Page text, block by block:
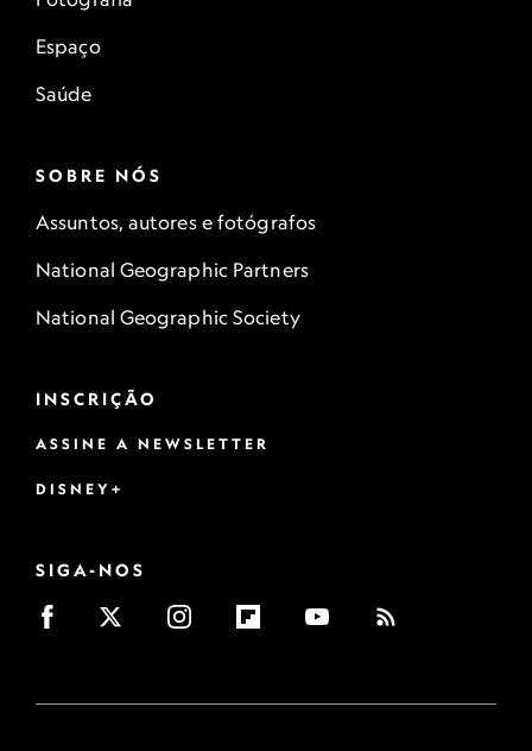
Espaço
Saúde
SOBRE NÓS
Assuntos, autores e fotógrafos
National Geographic Partners
National Geographic Society
INSCRIÇÃO
ASSINE A NEWSLETTER
DISNEY+
SIGA-NOS